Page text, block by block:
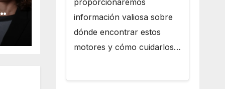
proporcionaremos
información valiosa sobre
dónde encontrar estos
motores y cómo cuidarlos…